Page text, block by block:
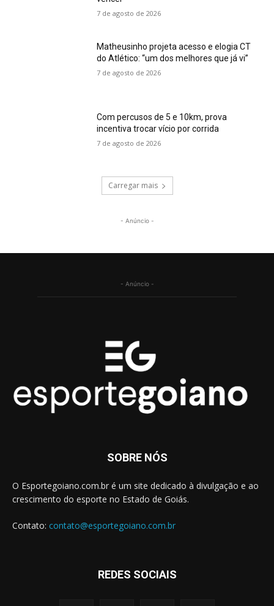
7 de agosto de 2026
Matheusinho projeta acesso e elogia CT
do Atlético: “um dos melhores que já vi”
7 de agosto de 2026
Com percusos de 5 e 10km, prova
incentiva trocar vício por corrida
7 de agosto de 2026
Carregar mais
- Anúncio -
- Anúncio -
SOBRE NÓS
O Esportegoiano.com.br é um site dedicado à divulgação e ao
crescimento do esporte no Estado de Goiás.
Contato: contato@esportegoiano.com.br
REDES SOCIAIS